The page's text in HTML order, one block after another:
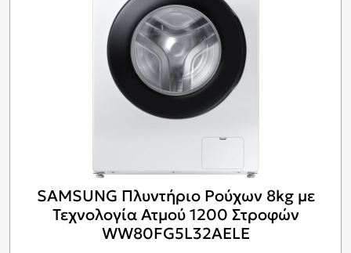
SAMSUNG Πλυντήριο Ρούχων 8kg με
Τεχνολογία Ατμού 1200 Στροφών
WW80FG5L32AELE